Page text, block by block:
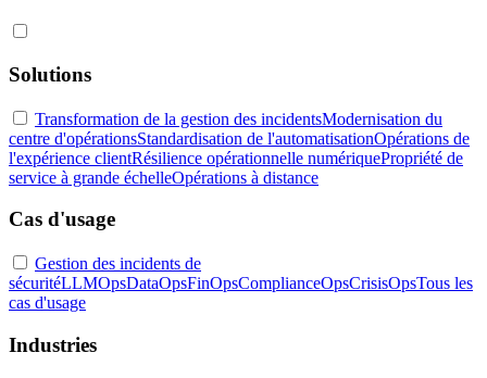
Solutions
Transformation de la gestion des incidentsModernisation du
centre d'opérationsStandardisation de l'automatisationOpérations de
l'expérience clientRésilience opérationnelle numériquePropriété de
service à grande échelleOpérations à distance
Cas d'usage
Gestion des incidents de
sécuritéLLMOpsDataOpsFinOpsComplianceOpsCrisisOpsTous les
cas d'usage
Industries